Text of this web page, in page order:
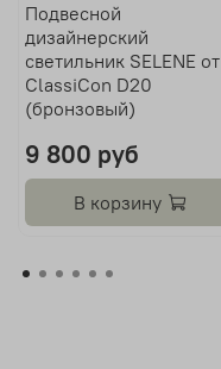
Подвесной
дизайнерский
светильник SELENE от
ClassiCon D20
(бронзовый)
9 800 руб
В корзину